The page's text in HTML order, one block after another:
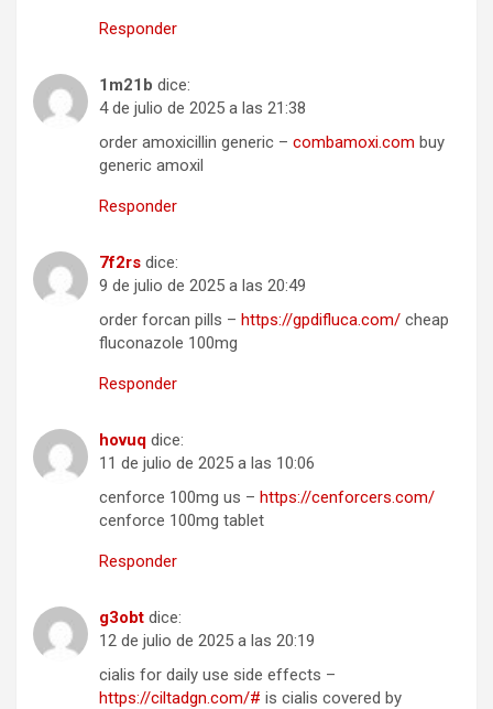
Responder
1m21b dice:
4 de julio de 2025 a las 21:38
order amoxicillin generic – combamoxi.com buy
generic amoxil
Responder
7f2rs dice:
9 de julio de 2025 a las 20:49
order forcan pills – https://gpdifluca.com/ cheap
fluconazole 100mg
Responder
hovuq dice:
11 de julio de 2025 a las 10:06
cenforce 100mg us – https://cenforcers.com/
cenforce 100mg tablet
Responder
g3obt dice:
12 de julio de 2025 a las 20:19
cialis for daily use side effects –
https://ciltadgn.com/# is cialis covered by